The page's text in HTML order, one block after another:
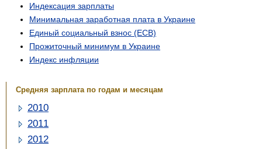
Индексация зарплаты
Минимальная заработная плата в Украине
Единый социальный взнос (ЕСВ)
Прожиточный минимум в Украине
Индекс инфляции
Средняя зарплата по годам и месяцам
2010
2011
2012